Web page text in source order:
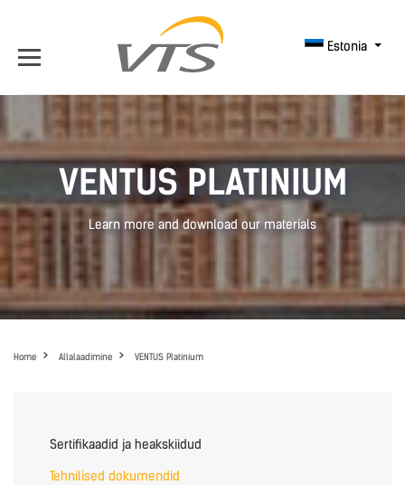
Estonia
VENTUS PLATINIUM
Learn more and download our materials
Home Allalaadimine VENTUS Platinium
Sertifikaadid ja heakskiidud
Tehnilised dokumendid